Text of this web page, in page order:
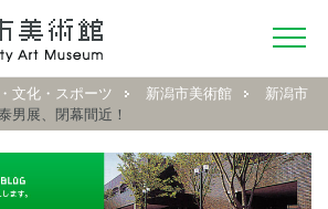
文化・スポーツ 新潟市美術館
新潟市
男展、閉幕間近！